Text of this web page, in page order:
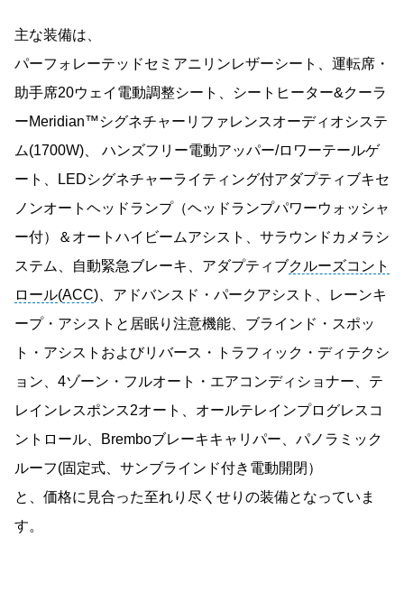
主な装備は、
パーフォレーテッドセミアニリンレザーシート、運転席・
助手席20ウェイ電動調整シート、シートヒーター&クーラ
ーMeridian™シグネチャーリファレンスオーディオシステ
ム(1700W)、 ハンズフリー電動アッパー/ロワーテールゲ
ート、LEDシグネチャーライティング付アダプティブキセ
ノンオートヘッドランプ（ヘッドランプパワーウォッシャ
ー付）＆オートハイビームアシスト、サラウンドカメラシ
ステム、自動緊急ブレーキ、アダプティブクルーズコント
ロール(ACC)、アドバンスド・パークアシスト、レーンキ
ープ・アシストと居眠り注意機能、ブラインド・スポッ
ト・アシストおよびリバース・トラフィック・ディテクシ
ョン、4ゾーン・フルオート・エアコンディショナー、テ
レインレスポンス2オート、オールテレインプログレスコ
ントロール、Bremboブレーキキャリパー、パノラミック
ルーフ(固定式、サンブラインド付き電動開閉）
と、価格に見合った至れり尽くせりの装備となっていま
す。